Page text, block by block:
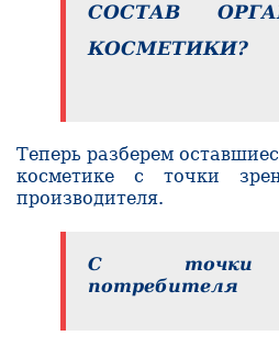
СОСТАВ
КОСМЕТИКИ?
Теперь разберем
косметике с точки
производителя.
С точки
потребителя